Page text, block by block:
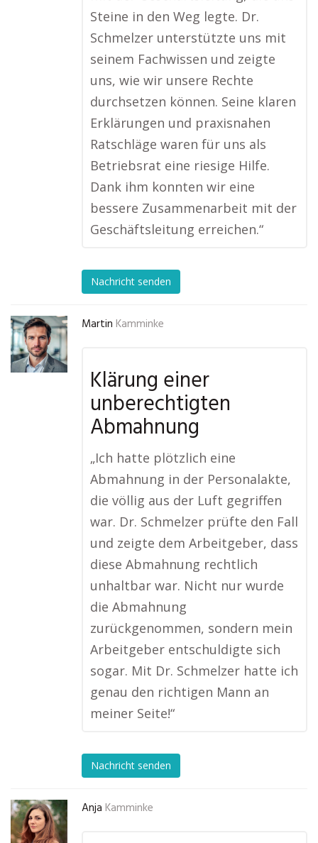
Steine in den Weg legte. Dr.
Schmelzer unterstützte uns mit
seinem Fachwissen und zeigte
uns, wie wir unsere Rechte
durchsetzen können. Seine klaren
Erklärungen und praxisnahen
Ratschläge waren für uns als
Betriebsrat eine riesige Hilfe.
Dank ihm konnten wir eine
bessere Zusammenarbeit mit der
Geschäftsleitung erreichen.“
Nachricht senden
Martin Kamminke
Klärung einer
unberechtigten
Abmahnung
„Ich hatte plötzlich eine
Abmahnung in der Personalakte,
die völlig aus der Luft gegriffen
war. Dr. Schmelzer prüfte den Fall
und zeigte dem Arbeitgeber, dass
diese Abmahnung rechtlich
unhaltbar war. Nicht nur wurde
die Abmahnung
zurückgenommen, sondern mein
Arbeitgeber entschuldigte sich
sogar. Mit Dr. Schmelzer hatte ich
genau den richtigen Mann an
meiner Seite!“
Nachricht senden
Anja Kamminke